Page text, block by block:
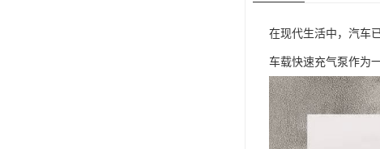
在现代生活中，汽车
车载快速充气泵作为